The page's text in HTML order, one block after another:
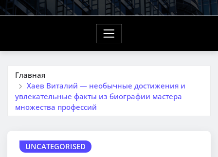
Главная
Хаев Виталий — необычные достижения и
увлекательные факты из биографии мастера
множества профессий
UNCATEGORISED